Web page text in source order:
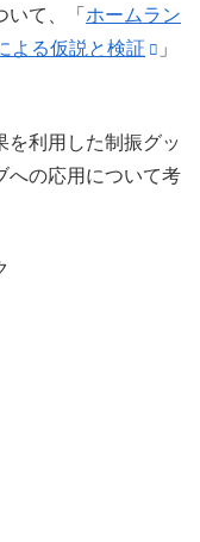
て、「 ホームラン
よる仮説と検証
」
を利用した制振グッ
への応用について考